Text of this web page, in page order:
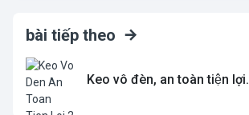
bài tiếp theo
Keo vô đèn, an toàn tiện lợi.